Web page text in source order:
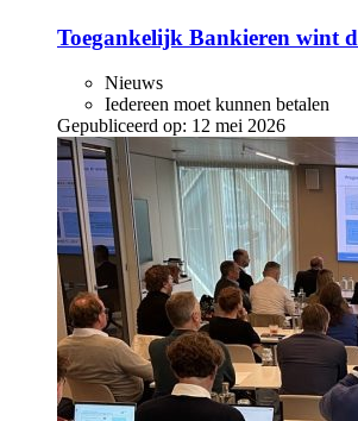
Toegankelijk Bankieren wint
Nieuws
Iedereen moet kunnen betalen
Gepubliceerd op: 12 mei 2026